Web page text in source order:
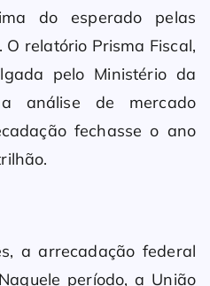
do esperado pelas
relatório Prisma Fiscal,
pelo Ministério da
análise de mercado
fechasse o ano
a arrecadação federal
período, a União